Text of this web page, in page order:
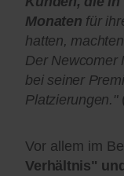
Monaten für
hatten,
Der Newcomer
bei seiner
Platzierungen."
Vor allem im
Verhältnis"